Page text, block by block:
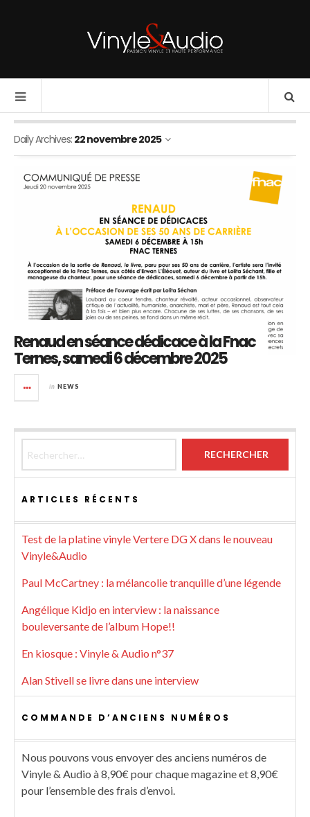
Daily Archives: 22 novembre 2025
Renaud en séance dédicace à la Fnac
Ternes, samedi 6 décembre 2025
in NEWS
ARTICLES RÉCENTS
Test de la platine vinyle Vertere DG X dans le nouveau
Vinyle&Audio
Paul McCartney : la mélancolie tranquille d’une légende
Angélique Kidjo en interview : la naissance
bouleversante de l’album Hope!!
En kiosque : Vinyle & Audio n°37
Alan Stivell se livre dans une interview
COMMANDE D’ANCIENS NUMÉROS
Nous pouvons vous envoyer des anciens numéros de
Vinyle & Audio à 8,90€ pour chaque magazine et 8,90€
pour l’ensemble des frais d’envoi.